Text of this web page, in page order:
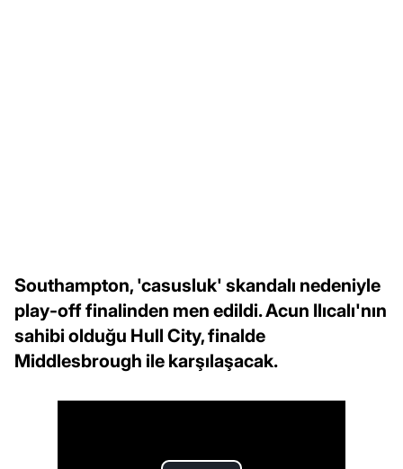
Southampton, 'casusluk' skandalı nedeniyle
play-off finalinden men edildi. Acun Ilıcalı'nın
sahibi olduğu Hull City, finalde
Middlesbrough ile karşılaşacak.